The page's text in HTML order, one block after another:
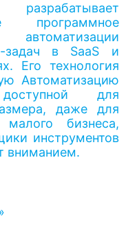
разрабатывает
программное
задач в SaaS и
Его технология
Автоматизацию
для
даже для
бизнеса,
инструментов
вниманием.